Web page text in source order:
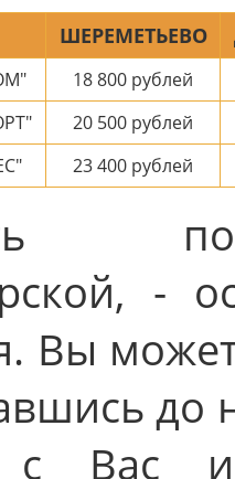
ШЕРЕМЕТЬЕВО
18 800 рублей
20 500 рублей
23 400 рублей
-
Вы
до
с Вас